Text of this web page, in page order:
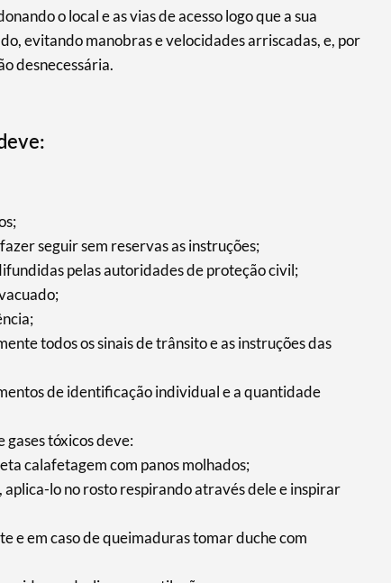
o local e as vias de acesso logo que a sua
evitando manobras e velocidades arriscadas, e, por
desnecessária.
seguir sem reservas as instruções;
pelas autoridades de proteção civil;
todos os sinais de trânsito e as instruções das
de identificação individual e a quantidade
tóxicos deve:
calafetagem com panos molhados;
lo no rosto respirando através dele e inspirar
e em caso de queimaduras tomar duche com